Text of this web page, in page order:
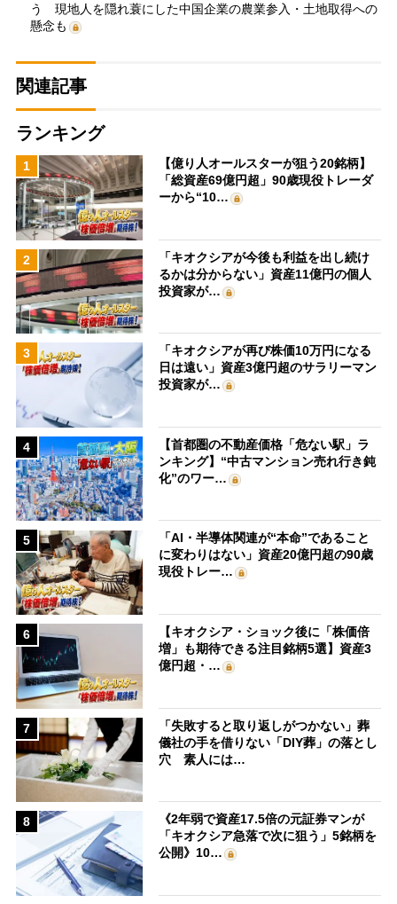
う 現地人を隠れ蓑にした中国企業の農業参入・土地取得への
懸念も
関連記事
ランキング
1
【億り人オールスターが狙う20銘柄】
「総資産69億円超」90歳現役トレーダ
ーから“10…
2
「キオクシアが今後も利益を出し続け
るかは分からない」資産11億円の個人
投資家が…
3
「キオクシアが再び株価10万円になる
日は遠い」資産3億円超のサラリーマン
投資家が…
4
【首都圏の不動産価格「危ない駅」ラ
ンキング】“中古マンション売れ行き鈍
化”のワー…
5
「AI・半導体関連が“本命”であること
に変わりはない」資産20億円超の90歳
現役トレー…
6
【キオクシア・ショック後に「株価倍
増」も期待できる注目銘柄5選】資産3
億円超・…
7
「失敗すると取り返しがつかない」葬
儀社の手を借りない「DIY葬」の落とし
穴 素人には…
8
《2年弱で資産17.5倍の元証券マンが
「キオクシア急落で次に狙う」5銘柄を
公開》10…